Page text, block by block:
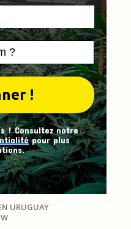
! Consultez notre
pour plus
URUGUAY